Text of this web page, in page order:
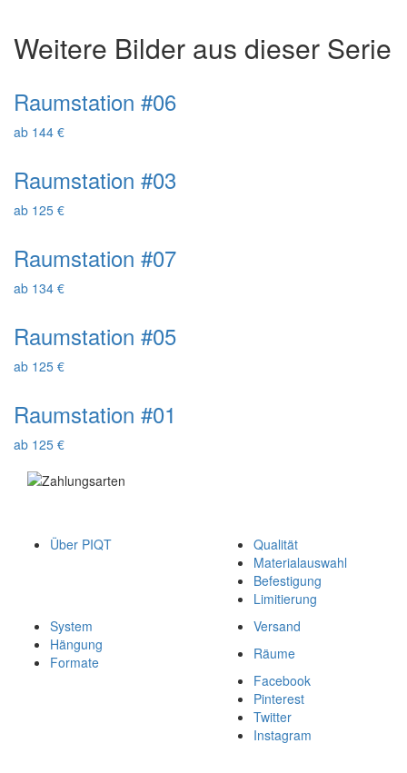
Weitere Bilder aus dieser Serie
Raumstation #06
ab 144 €
Raumstation #03
ab 125 €
Raumstation #07
ab 134 €
Raumstation #05
ab 125 €
Raumstation #01
ab 125 €
Über PIQT
Qualität
Materialauswahl
Befestigung
Limitierung
System
Hängung
Formate
Versand
Räume
Facebook
Pinterest
Twitter
Instagram